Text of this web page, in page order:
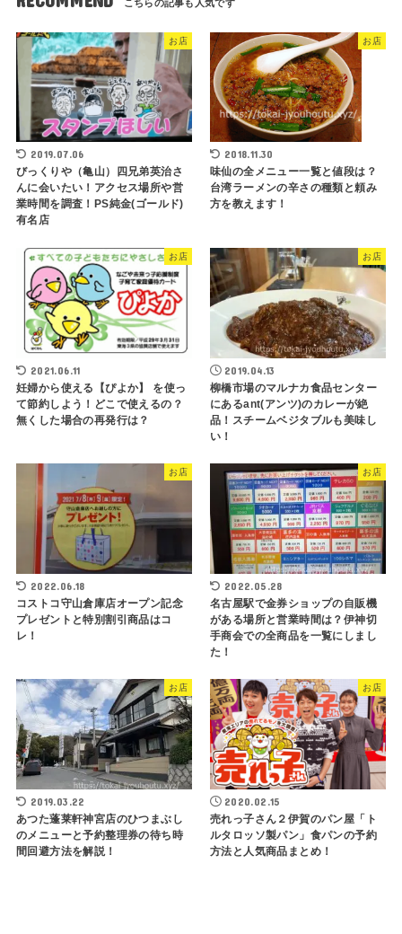
お店
2019.07.06
びっくりや（亀山）四兄弟英治さ
んに会いたい！アクセス場所や営
業時間を調査！PS純金(ゴールド)
有名店
お店
2018.11.30
味仙の全メニュー一覧と値段は？
台湾ラーメンの辛さの種類と頼み
方を教えます！
お店
2021.06.11
妊婦から使える【ぴよか】 を使っ
て節約しよう！どこで使えるの？
無くした場合の再発行は？
お店
2019.04.13
柳橋市場のマルナカ食品センター
にあるant(アンツ)のカレーが絶
品！スチームベジタブルも美味し
い！
お店
2022.06.18
コストコ守山倉庫店オープン記念
プレゼントと特別割引商品はコ
レ！
お店
2022.05.28
名古屋駅で金券ショップの自販機
がある場所と営業時間は？伊神切
手商会での全商品を一覧にしまし
た！
お店
2019.03.22
あつた蓬莱軒神宮店のひつまぶし
のメニューと予約整理券の待ち時
間回避方法を解説！
お店
2020.02.15
売れっ子さん２伊賀のパン屋「ト
ルタロッソ製パン」食パンの予約
方法と人気商品まとめ！